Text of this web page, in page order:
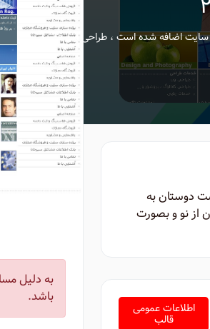
سایت اضافه شده است ، طراحی این قالب
دوستان به
از نو و بصورت
اطلاعات عمومی
قالب
به دلیل
باشد.